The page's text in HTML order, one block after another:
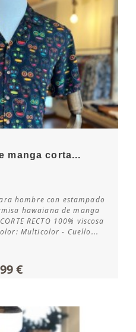
manga corta...
hombre con estampado
hawaiana de manga
RECTO 100% viscosa
Multicolor - Cuello...
€